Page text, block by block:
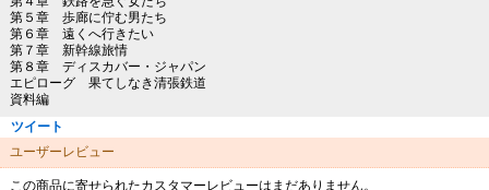
第５章 歩廊に佇む男たち
第６章 遠くへ行きたい
第７章 新幹線旅情
第８章 ディスカバー・ジャパン
エピローグ 果てしなき清張鉄道
資料編
ツイート
ユーザーレビュー
この商品に寄せられたカスタマーレビューはまだありません。